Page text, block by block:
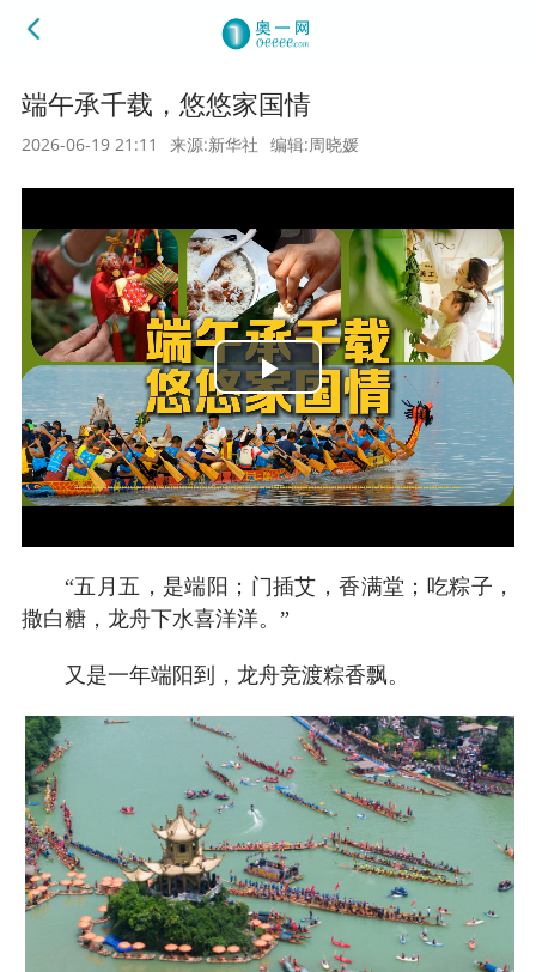
端午承千载，悠悠家国情
2026-06-19 21:11 来源:新华社 编辑:周晓媛
Play
Video
“五月五，是端阳；门插艾，香满堂；吃粽子，
撒白糖，龙舟下水喜洋洋。”
又是一年端阳到，龙舟竞渡粽香飘。